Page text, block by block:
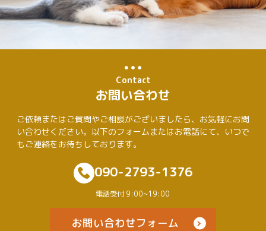
Contact
お問い合わせ
ご依頼またはご質問やご相談がございましたら、お気軽にお問
い合わせください。以下のフォームまたはお電話にて、いつで
もご連絡をお待ちしております。
090-2793-1376
電話受付 9:00~19:00
お問い合わせフォーム